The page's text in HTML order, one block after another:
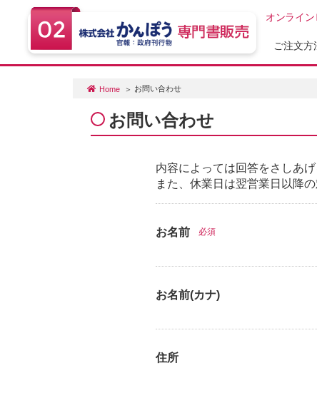
オンライン
ご注文方
Home お問い合わせ
お問い合わせ
内容によっては回答をさしあ
また、休業日は翌営業日以降
お名前 必須
お名前(カナ)
住所